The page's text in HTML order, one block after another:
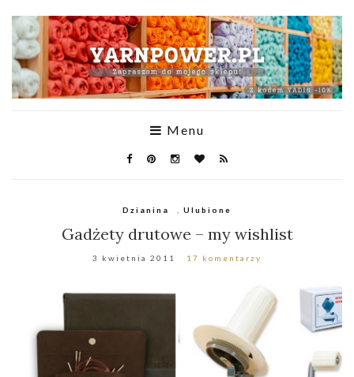
Menu
Dzianina Ulubione
Gadżety drutowe – my wishlist
3 kwietnia 2011 17 komentarzy